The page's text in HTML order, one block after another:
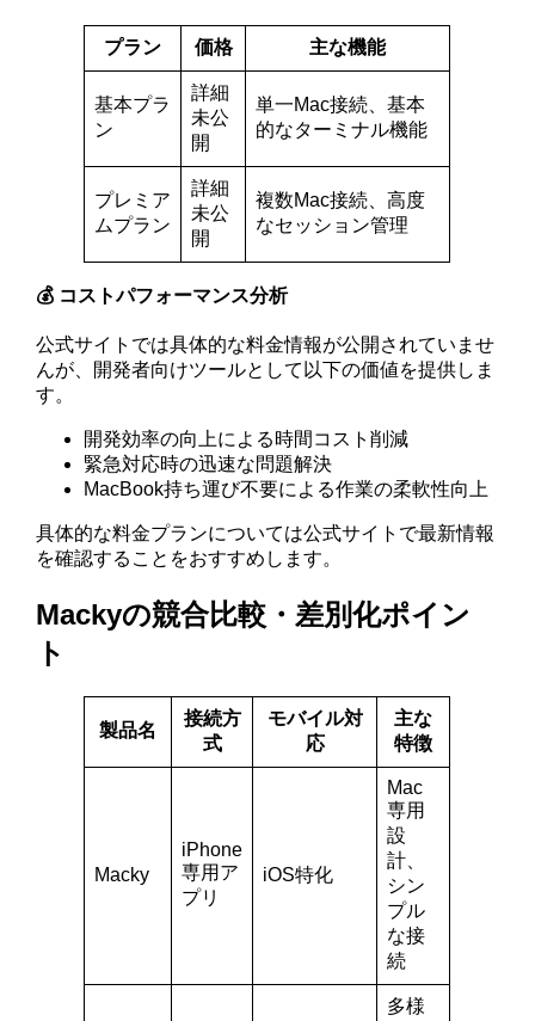
プラン 価格 主な機能
基本プラ
ン
詳細
未公
開
単一Mac接続、基本
的なターミナル機能
プレミア
ムプラン
詳細
未公
開
複数Mac接続、高度
なセッション管理
💰 コストパフォーマンス分析
公式サイトでは具体的な料金情報が公開されていませ
んが、開発者向けツールとして以下の価値を提供しま
す。
開発効率の向上による時間コスト削減
緊急対応時の迅速な問題解決
MacBook持ち運び不要による作業の柔軟性向上
具体的な料金プランについては公式サイトで最新情報
を確認することをおすすめします。
Mackyの競合比較・差別化ポイン
ト
製品名
接続方
式
モバイル対
応
主な
特徴
Macky
iPhone
専用ア
プリ
iOS特化
Mac
専用
設
計、
シン
プル
な接
続
多様